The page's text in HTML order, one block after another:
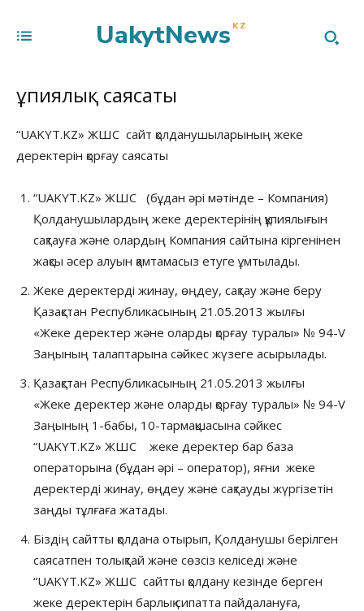
UakytNews KZ
Құпиялық саясаты
“UAKYT.KZ» ЖШС сайт қолданушыларының жеке
деректерін қорғау саясаты
“UAKYT.KZ» ЖШС (бұдан әрі мәтінде – Компания)
Қолданушылардың жеке деректерінің құпиялығын
сақтауға және олардың Компания сайтына кіргенінен
жақсы әсер алуын қамтамасыз етуге ұмтылады.
Жеке деректерді жинау, өңдеу, сақтау және беру
Қазақстан Республикасының 21.05.2013 жылғы
«Жеке деректер және оларды қорғау туралы» № 94-V
Заңының талаптарына сәйкес жүзеге асырылады.
Қазақстан Республикасының 21.05.2013 жылғы
«Жеке деректер және оларды қорғау туралы» № 94-V
Заңының 1-бабы, 10-тармақшасына сәйкес
“UAKYT.KZ» ЖШС жеке деректер бар база
операторына (бұдан әрі – оператор), яғни жеке
деректерді жинау, өңдеу және сақтауды жүргізетін
заңды тұлғаға жатады.
Біздің сайтты қолдана отырып, Қолданушы берілген
саясатпен толықтай және сөзсіз келіседі және
“UAKYT.KZ» ЖШС сайтты қолдану кезінде берген
жеке деректерін барлық сипатта пайдалануға,